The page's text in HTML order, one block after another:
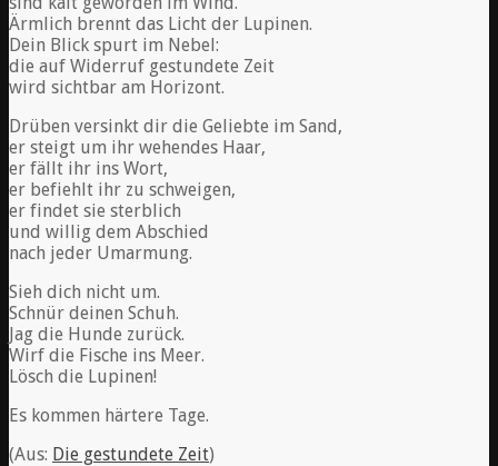
Ärmlich brennt das Licht der Lupinen.
Dein Blick spurt im Nebel:
die auf Widerruf gestundete Zeit
wird sichtbar am Horizont.
Drüben versinkt dir die Geliebte im Sand,
er steigt um ihr wehendes Haar,
er fällt ihr ins Wort,
er befiehlt ihr zu schweigen,
er findet sie sterblich
und willig dem Abschied
nach jeder Umarmung.
Sieh dich nicht um.
Schnür deinen Schuh.
Jag die Hunde zurück.
Wirf die Fische ins Meer.
Lösch die Lupinen!
Es kommen härtere Tage.
(Aus: Die gestundete Zeit)